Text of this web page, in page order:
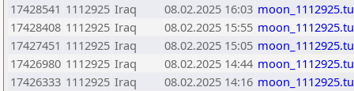
17428541 1112925 Iraq 08.02.2025 16:03
17428408 1112925 Iraq 08.02.2025 15:55
17427451 1112925 Iraq 08.02.2025 15:05
17426980 1112925 Iraq 08.02.2025 14:44
17426333 1112925 Iraq 08.02.2025 14:16